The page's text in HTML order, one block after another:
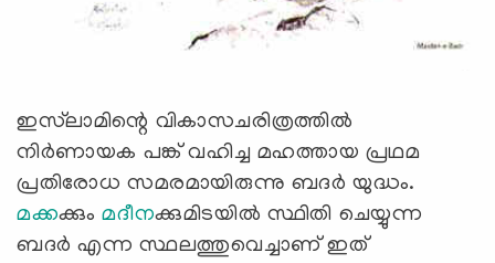
ഇസ്‌ലാമിന്റെ വികാസചരിത്രത്തില്‍
നിര്‍ണായക പങ്ക് വഹിച്ച മഹത്തായ പ്രഥമ
പ്രതിരോധ സമരമായിരുന്നു ബദര്‍ യുദ്ധം.
മക്കക്കുംമദീനക്കുമിടയില്‍ സ്ഥിതി ചെയ്യുന്ന
ബദര്‍ എന്ന സ്ഥലത്തുവെച്ചാണ് ഇത്